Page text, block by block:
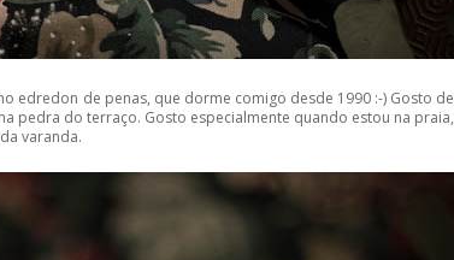
edredon de penas, que dorme comigo desde 1990 :-) Gosto de
pedra do terraço. Gosto especialmente quando estou na praia,
varanda.